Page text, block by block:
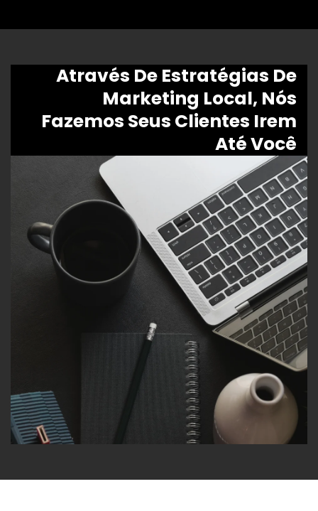
Através De Estratégias De
Marketing Local, Nós
Fazemos Seus Clientes Irem
Até Você